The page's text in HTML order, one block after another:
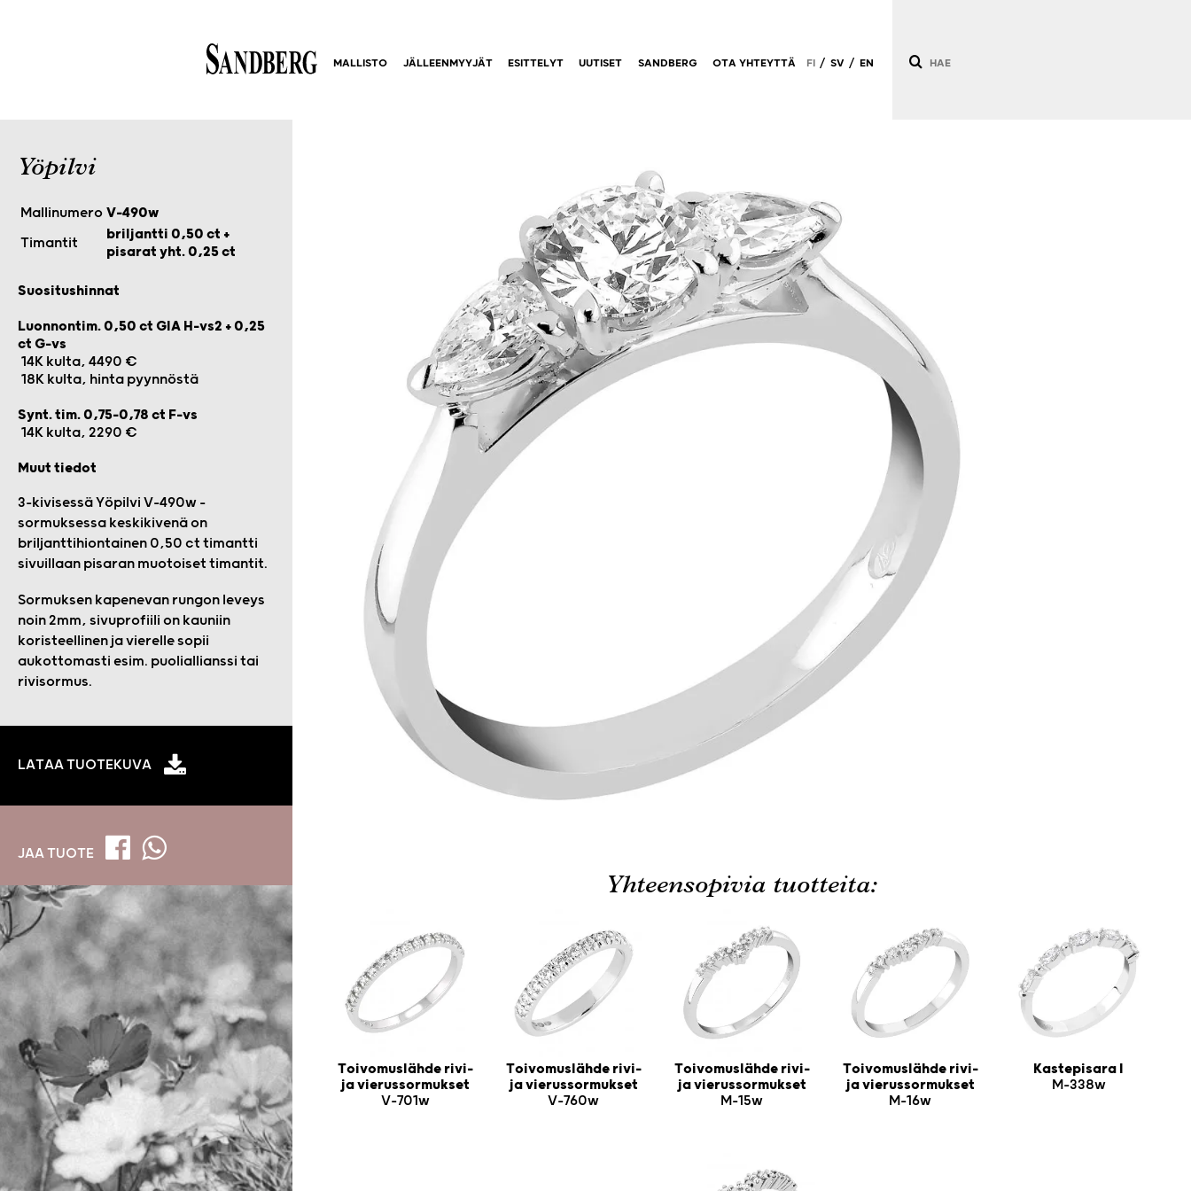
Yöpilvi
Mallinumero V-490w
Timantit
briljantti 0,50 ct +
pisarat yht. 0,25 ct
Suositushinnat
Luonnontim. 0,50 ct GIA H-vs2 + 0,25
ct G-vs
14K kulta, 4490 €
18K kulta, hinta pyynnöstä
Synt. tim. 0,75-0,78 ct F-vs
14K kulta, 2290 €
Muut tiedot
3-kivisessä Yöpilvi V-490w -
sormuksessa keskikivenä on
briljanttihiontainen 0,50 ct timantti
sivuillaan pisaran muotoiset timantit.
Sormuksen kapenevan rungon leveys
noin 2mm, sivuprofiili on kauniin
koristeellinen ja vierelle sopii
aukottomasti esim. puoliallianssi tai
rivisormus.
LATAA TUOTEKUVA
JAA TUOTE
Yhteensopivia tuotteita:
Toivomuslähde rivi-
ja vierussormukset
V-701w
Toivomuslähde rivi-
ja vierussormukset
V-760w
Toivomuslähde rivi-
ja vierussormukset
M-15w
Toivomuslähde rivi-
ja vierussormukset
M-16w
Kastepisara I
M-338w
MALLISTO JÄLLEENMYYJÄT ESITTELYT UUTISET SANDBERG OTA YHTEYTTÄ FI / SV / EN